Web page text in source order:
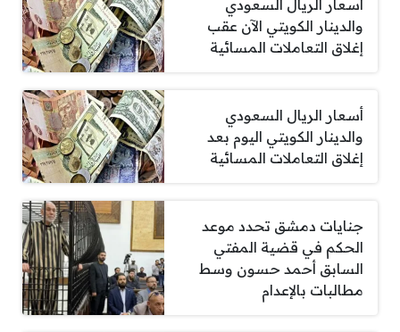
أسعار الريال السعودي
والدينار الكويتي الآن عقب
إغلاق التعاملات المسائية
أسعار الريال السعودي
والدينار الكويتي اليوم بعد
إغلاق التعاملات المسائية
جنايات دمشق تحدد موعد
الحكم في قضية المفتي
السابق أحمد حسون وسط
مطالبات بالإعدام